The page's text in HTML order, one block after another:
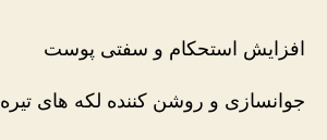
افزایش استحکام و سفتی پوست
جوانسازی و روشن کننده لکه های تیره